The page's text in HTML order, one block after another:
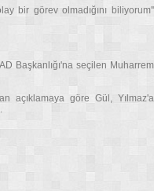
bir görev olmadığını biliyorum''
Başkanlığı'na seçilen Muharrem
açıklamaya göre Gül, Yılmaz'a